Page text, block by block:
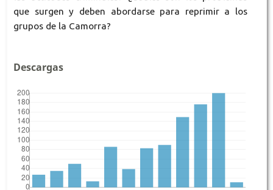
que surgen y deben abordarse para reprimir a los
grupos de la Camorra?
Descargas